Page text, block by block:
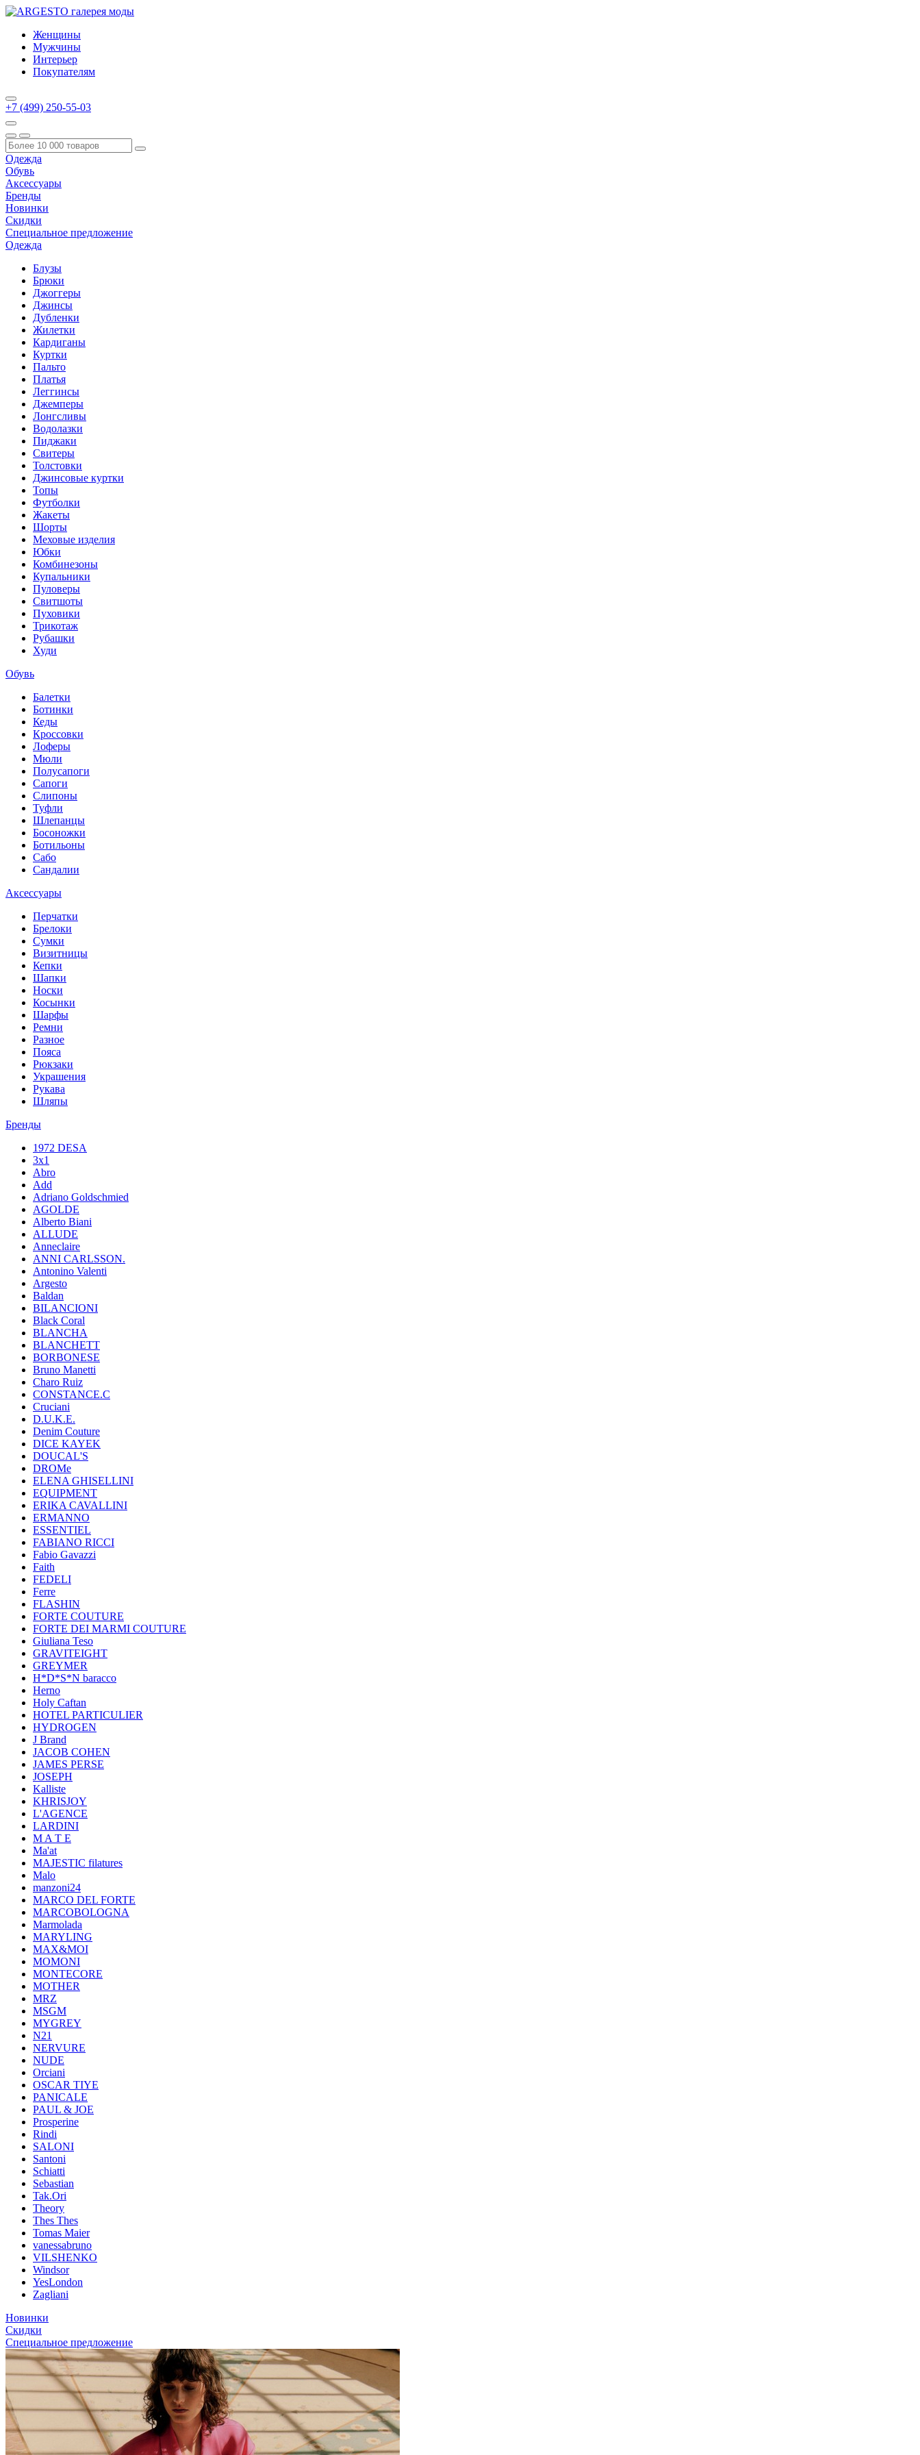
Женщины
Мужчины
Интерьер
Покупателям
+7 (499) 250-55-03
Одежда
Обувь
Аксессуары
Бренды
Новинки
Скидки
Специальное предложение
Одежда
Блузы
Брюки
Джоггеры
Джинсы
Дубленки
Жилетки
Кардиганы
Куртки
Пальто
Платья
Леггинсы
Джемперы
Лонгсливы
Водолазки
Пиджаки
Свитеры
Толстовки
Джинсовые куртки
Топы
Футболки
Жакеты
Шорты
Меховые изделия
Юбки
Комбинезоны
Купальники
Пуловеры
Свитшоты
Пуховики
Трикотаж
Рубашки
Худи
Обувь
Балетки
Ботинки
Кеды
Кроссовки
Лоферы
Мюли
Полусапоги
Сапоги
Слипоны
Туфли
Шлепанцы
Босоножки
Ботильоны
Сабо
Сандалии
Аксессуары
Перчатки
Брелоки
Сумки
Визитницы
Кепки
Шапки
Носки
Косынки
Шарфы
Ремни
Разное
Пояса
Рюкзаки
Украшения
Рукава
Шляпы
Бренды
1972 DESA
3x1
Abro
Add
Adriano Goldschmied
AGOLDE
Alberto Biani
ALLUDE
Anneclaire
ANNI CARLSSON.
Antonino Valenti
Argesto
Baldan
BILANCIONI
Black Coral
BLANCHA
BLANCHETT
BORBONESE
Bruno Manetti
Charo Ruiz
CONSTANCE.C
Cruciani
D.U.K.E.
Denim Couture
DICE KAYEK
DOUCAL'S
DROMe
ELENA GHISELLINI
EQUIPMENT
ERIKA CAVALLINI
ERMANNO
ESSENTIEL
FABIANO RICCI
Fabio Gavazzi
Faith
FEDELI
Ferre
FLASHIN
FORTE COUTURE
FORTE DEI MARMI COUTURE
Giuliana Teso
GRAVITEIGHT
GREYMER
H*D*S*N baracco
Herno
Holy Caftan
HOTEL PARTICULIER
HYDROGEN
J Brand
JACOB COHEN
JAMES PERSE
JOSEPH
Kalliste
KHRISJOY
L'AGENCE
LARDINI
M A T E
Ma'at
MAJESTIC filatures
Malo
manzoni24
MARCO DEL FORTE
MARCOBOLOGNA
Marmolada
MARYLING
MAX&MOI
MOMONI
MONTECORE
MOTHER
MRZ
MSGM
MYGREY
N21
NERVURE
NUDE
Orciani
OSCAR TIYE
PANICALE
PAUL & JOE
Prosperine
Rindi
SALONI
Santoni
Schiatti
Sebastian
Tak.Ori
Theory
Thes Thes
Tomas Maier
vanessabruno
VILSHENKO
Windsor
YesLondon
Zagliani
Новинки
Скидки
Специальное предложение